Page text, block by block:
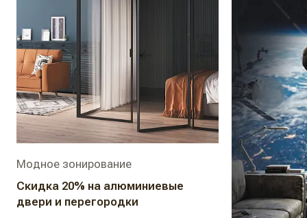
Модное зонирование
Скидка 20% на алюминиевые
двери и перегородки